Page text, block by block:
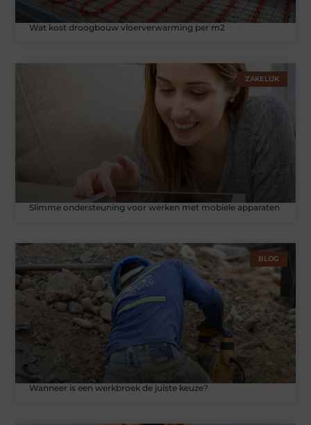
Wat kost droogbouw vloerverwarming per m2
ZAKELIJK
Slimme ondersteuning voor werken met mobiele apparaten
BLOG
Wanneer is een werkbroek de juiste keuze?